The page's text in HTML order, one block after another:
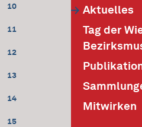
10
11
12
13
14
15
Aktuelles
Tag der
Mitwirken